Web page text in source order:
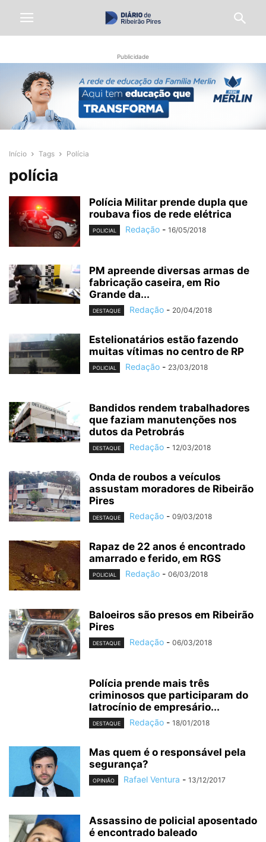
Publicidade
Início Tags Polícia
polícia
Polícia Militar prende dupla que
roubava fios de rede elétrica
POLICIAL Redação - 16/05/2018
PM apreende diversas armas de
fabricação caseira, em Rio
Grande da...
DESTAQUE Redação - 20/04/2018
Estelionatários estão fazendo
muitas vítimas no centro de RP
POLICIAL Redação - 23/03/2018
Bandidos rendem trabalhadores
que faziam manutenções nos
dutos da Petrobrás
DESTAQUE Redação - 12/03/2018
Onda de roubos a veículos
assustam moradores de Ribeirão
Pires
DESTAQUE Redação - 09/03/2018
Rapaz de 22 anos é encontrado
amarrado e ferido, em RGS
POLICIAL Redação - 06/03/2018
Baloeiros são presos em Ribeirão
Pires
DESTAQUE Redação - 06/03/2018
Polícia prende mais três
criminosos que participaram do
latrocínio de empresário...
DESTAQUE Redação - 18/01/2018
Mas quem é o responsável pela
segurança?
OPINIÃO Rafael Ventura - 13/12/2017
Assassino de policial aposentado
é encontrado baleado